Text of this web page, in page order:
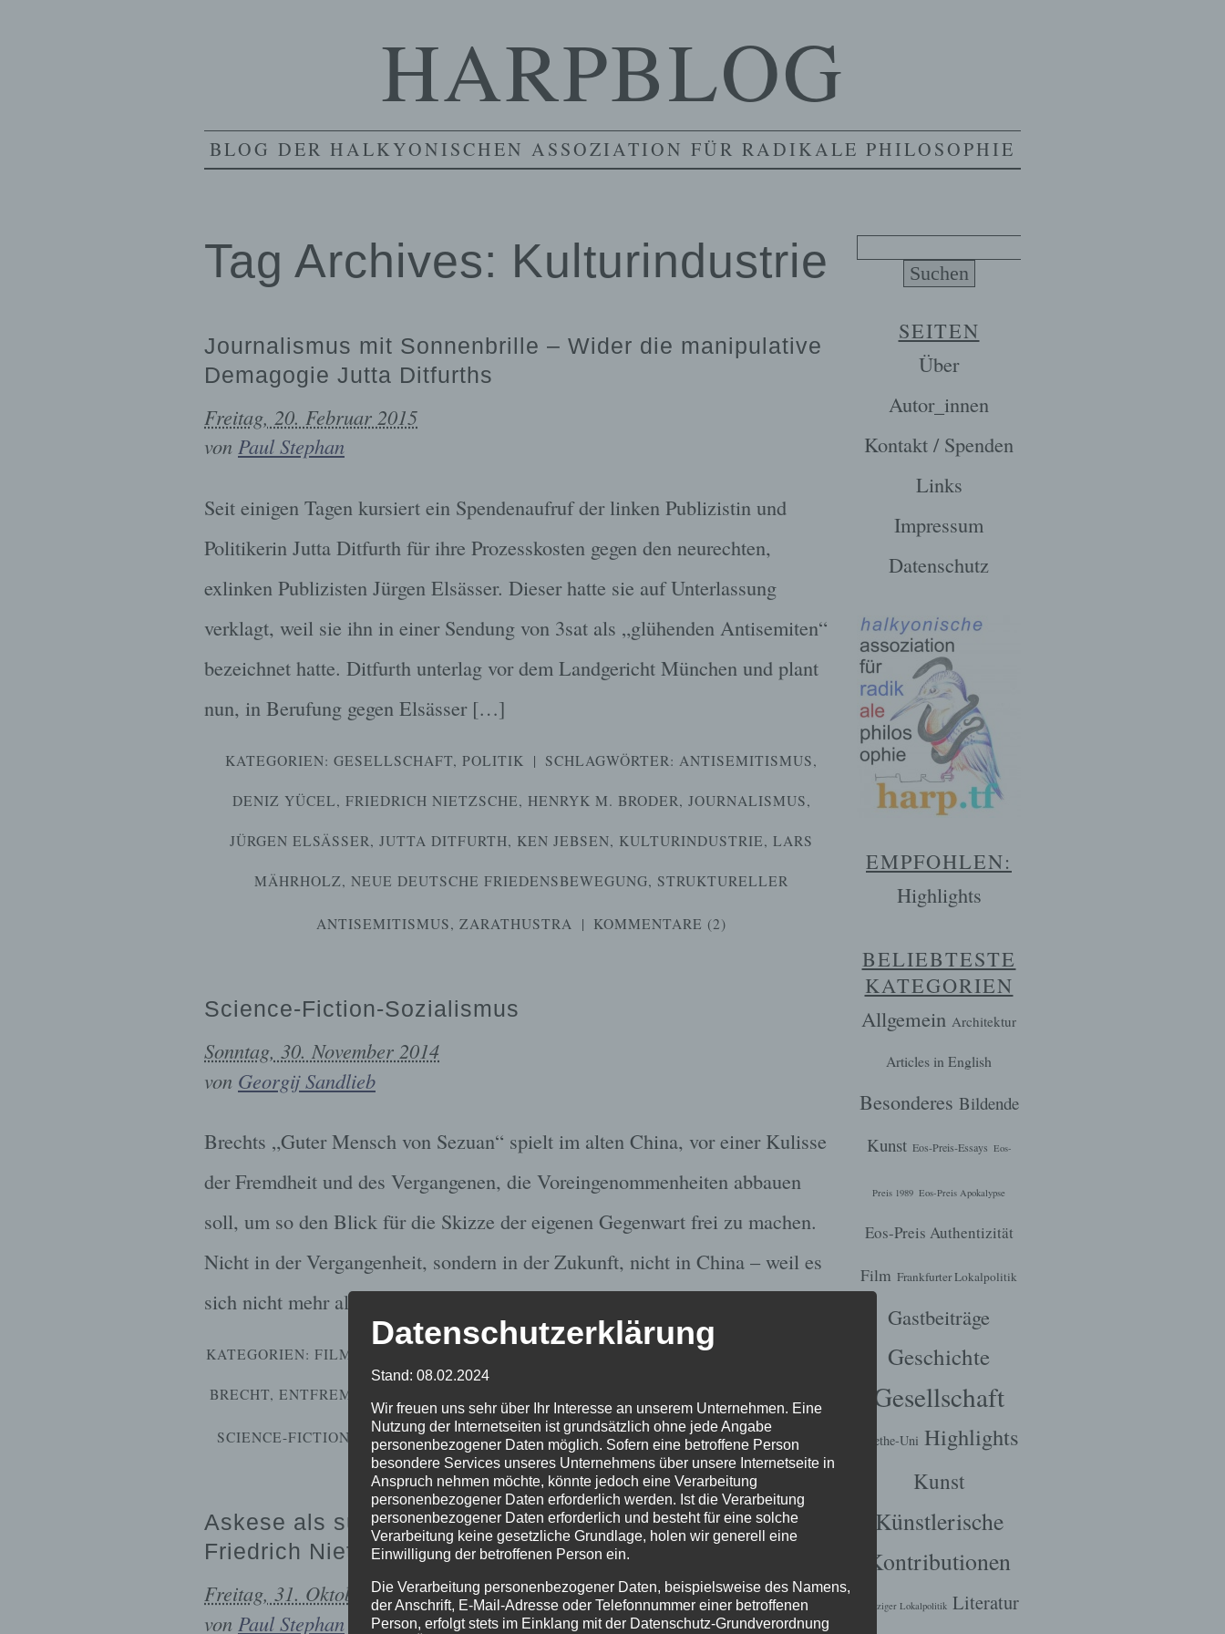
HARPBLOG
BLOG DER HALKYONISCHEN ASSOZIATION FÜR RADIKALE PHILOSOPHIE
Tag Archives: Kulturindustrie
Journalismus mit Sonnenbrille – Wider die manipulative
Demagogie Jutta Ditfurths
Freitag, 20. Februar 2015
von Paul Stephan
Seit einigen Tagen kursiert ein Spendenaufruf der linken Publizistin und
Politikerin Jutta Ditfurth für ihre Prozesskosten gegen den neurechten,
exlinken Publizisten Jürgen Elsässer. Dieser hatte sie auf Unterlassung
verklagt, weil sie ihn in einer Sendung von 3sat als „glühenden Antisemiten“
bezeichnet hatte. Ditfurth unterlag vor dem Landgericht München und plant
nun, in Berufung gegen Elsässer […]
KATEGORIEN:GESELLSCHAFT,POLITIK | SCHLAGWÖRTER: ANTISEMITISMUS,
DENIZ YÜCEL, FRIEDRICH NIETZSCHE, HENRYK M. BRODER, JOURNALISMUS,
JÜRGEN ELSÄSSER, JUTTA DITFURTH, KEN JEBSEN, KULTURINDUSTRIE, LARS
MÄHRHOLZ, NEUE DEUTSCHE FRIEDENSBEWEGUNG, STRUKTURELLER
ANTISEMITISMUS,ZARATHUSTRA | KOMMENTARE (2)
Science-Fiction-Sozialismus
Sonntag, 30. November 2014
von Georgij Sandlieb
Brechts „Guter Mensch von Sezuan“ spielt im alten China, vor einer Kulisse
der Fremdheit und des Vergangenen, die Voreingenommenheiten abbauen
soll, um so den Blick für die Skizze der eigenen Gegenwart frei zu machen.
Nicht in der Vergangenheit, sondern in der Zukunft, nicht in China – weil es
sich nicht mehr als Symbol einer fremden […]
KATEGORIEN:FILM SCHLAGWÖRTER:
BRECHT, ENTFREMDUNG
SCIENCE-FICTION SOZIALISMUS,TECHNIK ,TECHNIKKRITIK | KOMMENTARE (0)
Askese als subversive Praxis. Überlegungen mit
Friedrich Nietzsche
Freitag, 31. Oktober 2014
von Paul Stephan
Suchen
SEITEN
Über
Autor_innen
Kontakt / Spenden
Links
Impressum
Datenschutz
EMPFOHLEN:
Highlights
BELIEBTESTE
KATEGORIEN
Allgemein Architektur
Articles in English
Besonderes Bildende
Kunst Eos-Preis-Essays Eos-
Preis 1989 Eos-Preis Apokalypse
Eos-Preis Authentizität
Film Frankfurter Lokalpolitik
Gastbeiträge
Geschichte
Gesellschaft
Goethe-Uni Highlights
Kunst
Künstlerische
Kontributionen
Leipziger Lokalpolitik Literatur
Datenschutzerklärung
Stand: 08.02.2024
Wir freuen uns sehr über Ihr Interesse an unserem Unternehmen. Eine
Nutzung der Internetseiten ist grundsätzlich ohne jede Angabe
personenbezogener Daten möglich. Sofern eine betroffene Person
besondere Services unseres Unternehmens über unsere Internetseite in
Anspruch nehmen möchte, könnte jedoch eine Verarbeitung
personenbezogener Daten erforderlich werden. Ist die Verarbeitung
personenbezogener Daten erforderlich und besteht für eine solche
Verarbeitung keine gesetzliche Grundlage, holen wir generell eine
Einwilligung der betroffenen Person ein.
Die Verarbeitung personenbezogener Daten, beispielsweise des Namens,
der Anschrift, E-Mail-Adresse oder Telefonnummer einer betroffenen
Person, erfolgt stets im Einklang mit der Datenschutz-Grundverordnung